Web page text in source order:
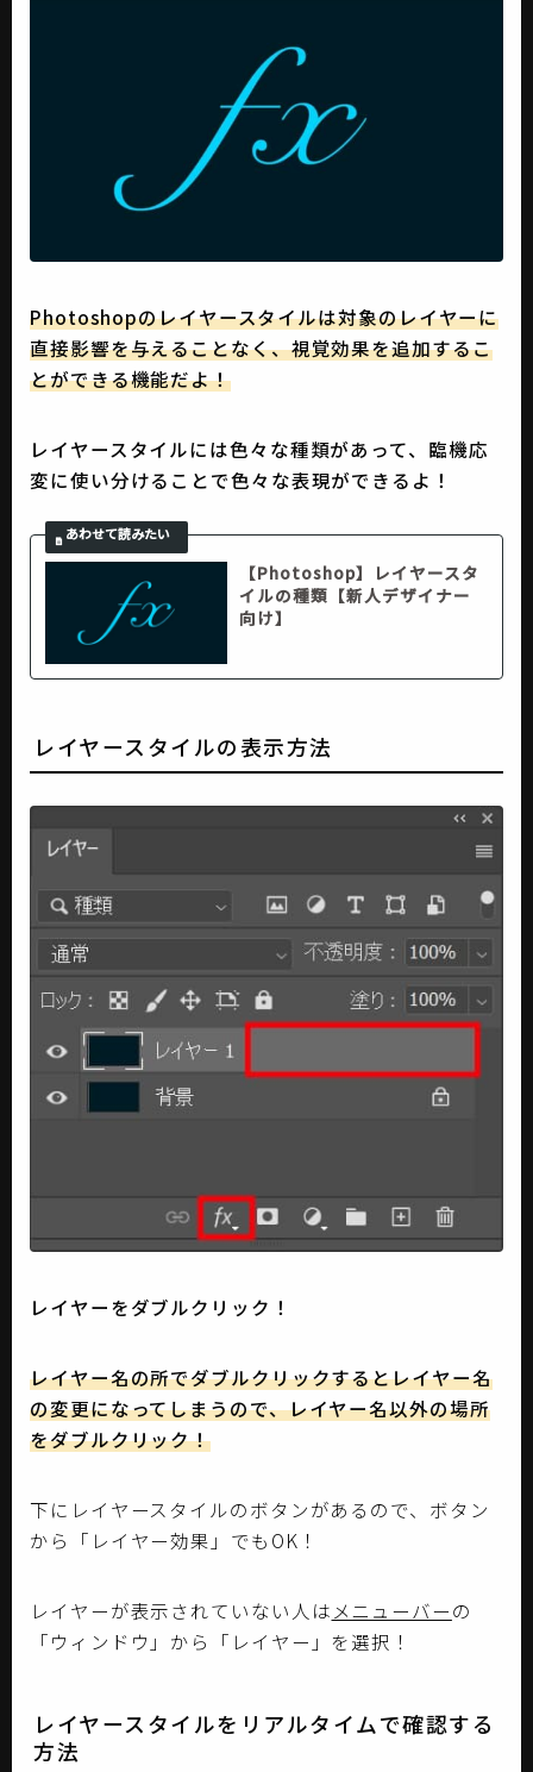
Photoshopのレイヤースタイルは対象のレイヤーに
直接影響を与えることなく、視覚効果を追加するこ
とができる機能だよ！
レイヤースタイルには色々な種類があって、臨機応
変に使い分けることで色々な表現ができるよ！
【Photoshop】レイヤースタ
イルの種類【新人デザイナー
向け】
レイヤースタイルの表示方法
レイヤーをダブルクリック！
レイヤー名の所でダブルクリックするとレイヤー名
の変更になってしまうので、レイヤー名以外の場所
をダブルクリック！
下にレイヤースタイルのボタンがあるので、ボタン
から「レイヤー効果」でもOK！
レイヤーが表示されていない人は メニューバーの
「ウィンドウ」から「レイヤー」を選択！
レイヤースタイルをリアルタイムで確認する
方法